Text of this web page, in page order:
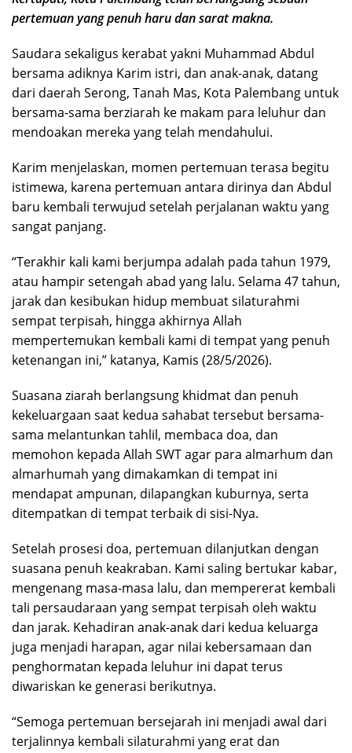
pertemuan yang penuh haru dan sarat makna.
Saudara sekaligus kerabat yakni Muhammad Abdul
bersama adiknya Karim istri, dan anak-anak, datang
dari daerah Serong, Tanah Mas, Kota Palembang untuk
bersama-sama berziarah ke makam para leluhur dan
mendoakan mereka yang telah mendahului.
Karim menjelaskan, momen pertemuan terasa begitu
istimewa, karena pertemuan antara dirinya dan Abdul
baru kembali terwujud setelah perjalanan waktu yang
sangat panjang.
“Terakhir kali kami berjumpa adalah pada tahun 1979,
atau hampir setengah abad yang lalu. Selama 47 tahun,
jarak dan kesibukan hidup membuat silaturahmi
sempat terpisah, hingga akhirnya Allah
mempertemukan kembali kami di tempat yang penuh
ketenangan ini,” katanya, Kamis (28/5/2026).
Suasana ziarah berlangsung khidmat dan penuh
kekeluargaan saat kedua sahabat tersebut bersama-
sama melantunkan tahlil, membaca doa, dan
memohon kepada Allah SWT agar para almarhum dan
almarhumah yang dimakamkan di tempat ini
mendapat ampunan, dilapangkan kuburnya, serta
ditempatkan di tempat terbaik di sisi-Nya.
Setelah prosesi doa, pertemuan dilanjutkan dengan
suasana penuh keakraban. Kami saling bertukar kabar,
mengenang masa-masa lalu, dan mempererat kembali
tali persaudaraan yang sempat terpisah oleh waktu
dan jarak. Kehadiran anak-anak dari kedua keluarga
juga menjadi harapan, agar nilai kebersamaan dan
penghormatan kepada leluhur ini dapat terus
diwariskan ke generasi berikutnya.
“Semoga pertemuan bersejarah ini menjadi awal dari
terjalinnya kembali silaturahmi yang erat dan